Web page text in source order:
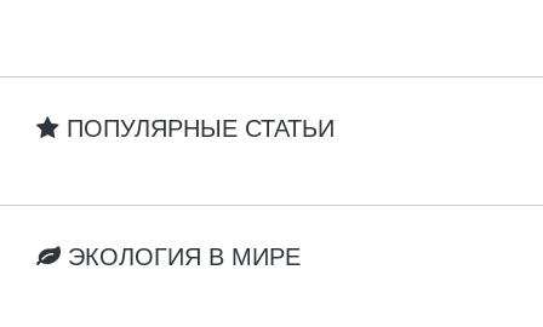
ПОПУЛЯРНЫЕ СТАТЬИ
ЭКОЛОГИЯ В МИРЕ